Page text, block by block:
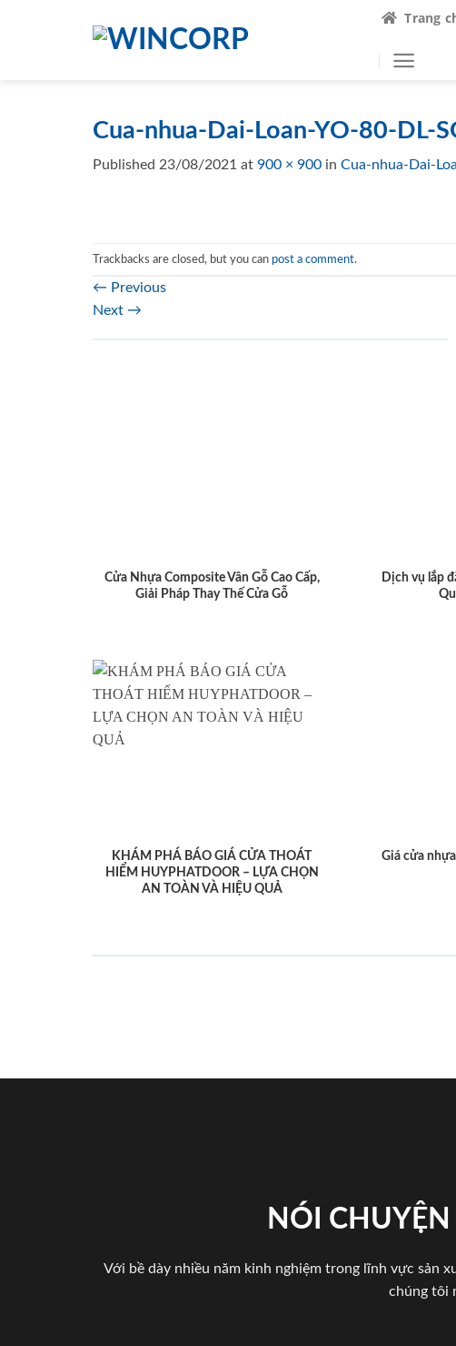
Trang
Cua-nhua-Dai-Loan-YO-80-DL-
Published 23/08/2021 at 900 × 900 in Cua-nhua-Dai-
Trackbacks are closed, but you can post a comment.
← Previous
Next →
Cửa Nhựa Composite Vân Gỗ Cao Cấp,
Giải Pháp Thay Thế Cửa Gỗ
Dịch vụ lắp
KHÁM PHÁ BÁO GIÁ CỬA THOÁT
HIỂM HUYPHATDOOR – LỰA CHỌN
AN TOÀN VÀ HIỆU QUẢ
Giá cửa
NÓI
Với bề dày nhiều năm kinh nghiệm trong lĩnh vực sản
chúng tôi